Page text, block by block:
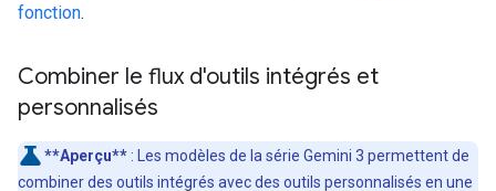
fonction.
Combiner le flux d'outils intégrés et
personnalisés
**Aperçu** : Les modèles de la série Gemini 3 permettent de
combiner des outils intégrés avec des outils personnalisés en une